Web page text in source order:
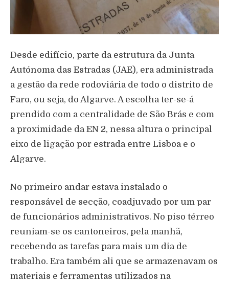
Desde edifício, parte da estrutura da Junta
Autónoma das Estradas (JAE), era administrada
a gestão da rede rodoviária de todo o distrito de
Faro, ou seja, do Algarve. A escolha ter-se-á
prendido com a centralidade de São Brás e com
a proximidade da EN 2, nessa altura o principal
eixo de ligação por estrada entre Lisboa e o
Algarve.
No primeiro andar estava instalado o
responsável de secção, coadjuvado por um par
de funcionários administrativos. No piso térreo
reuniam-se os cantoneiros, pela manhã,
recebendo as tarefas para mais um dia de
trabalho. Era também ali que se armazenavam os
materiais e ferramentas utilizados na